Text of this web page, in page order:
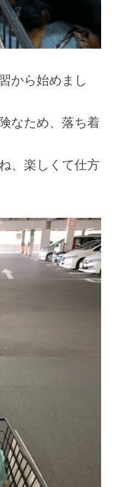
から始めまし
なため、落ち着
、楽しくて仕方